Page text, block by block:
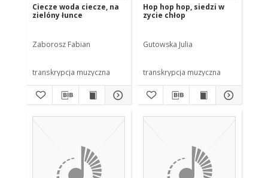
Ciecze woda ciecze, na
zielóny łunce
Zaborosz Fabian
transkrypcja muzyczna
Hop hop hop, siedzi w
zycie chłop
Gutowska Julia
transkrypcja muzyczna